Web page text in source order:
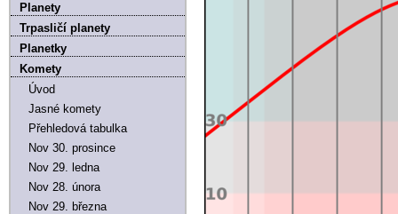
Planety
Trpasličí planety
Planetky
Komety
Úvod
Jasné komety
Přehledová tabulka
Nov 30. prosince
Nov 29. ledna
Nov 28. února
Nov 29. března